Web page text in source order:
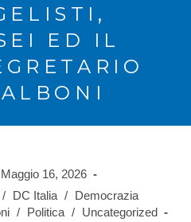
ED IL
Maggio 16, 2026
/ DC Italia /
Democrazia
/ Politica /
Uncategorized